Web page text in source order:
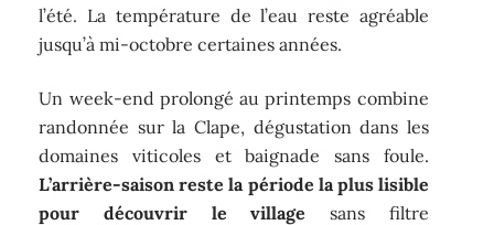
l’été. La température de l’eau reste agréable
jusqu’à mi-octobre certaines années.
Un week-end prolongé au printemps combine
randonnée sur la Clape, dégustation dans les
domaines viticoles et baignade sans foule.
L’arrière-saison reste la période la plus lisible
pour découvrir le village sans filtre